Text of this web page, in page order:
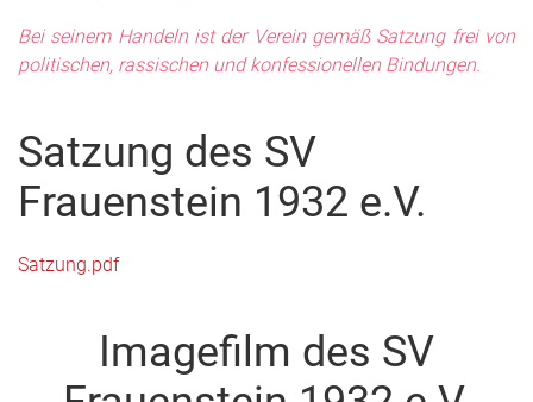
Bei seinem Handeln ist der Verein gemäß Satzung frei von
politischen, rassischen und konfessionellen Bindungen.
Satzung des SV
Frauenstein 1932 e.V.
Satzung.pdf
Imagefilm des SV